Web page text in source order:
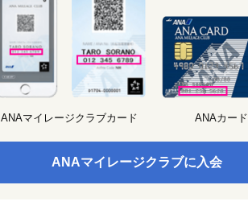
ANAマイレージクラブカード ANAカード
ANAマイレージクラブに入会